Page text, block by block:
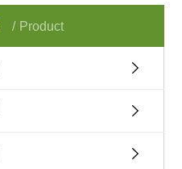
Product